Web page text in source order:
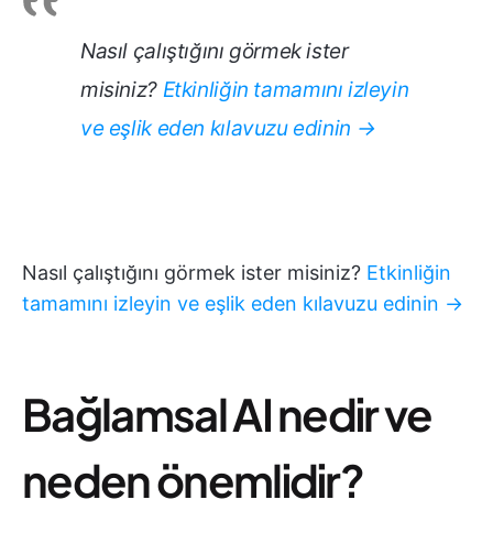
Nasıl çalıştığını görmek ister
misiniz? Etkinliğin tamamını izleyin
ve eşlik eden kılavuzu edinin →
Nasıl çalıştığını görmek ister misiniz? Etkinliğin
tamamını izleyin ve eşlik eden kılavuzu edinin →
Bağlamsal AI nedir ve
neden önemlidir?